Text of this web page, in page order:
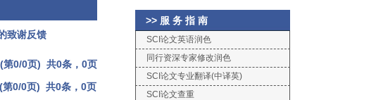
致谢反馈
(第0/0页) 共0条，0页
(第0/0页) 共0条，0页
>> 服 务 指 南
SCI论文英语润色
同行资深专家修改润色
SCI论文专业翻译(中译英)
SCI论文查重